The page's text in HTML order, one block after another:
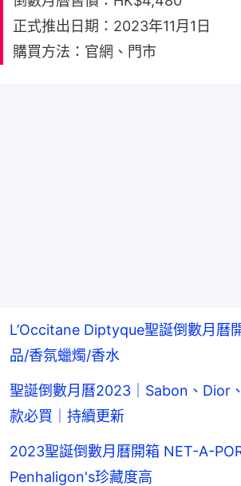
正式推出日期：2023年11月1日
購買方法：官網、門市
L’Occitane Diptyque聖誕倒數月
品/香氛蠟燭/香水
聖誕倒數月曆2023｜Sabon、Dior
款必買｜持續更新
2023聖誕倒數月曆開箱 NET-A-
Penhaligon's珍藏度高